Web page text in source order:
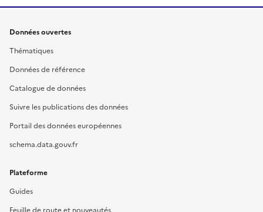
Données ouvertes
Thématiques
Données de référence
Catalogue de données
Suivre les publications des données
Portail des données européennes
schema.data.gouv.fr
Plateforme
Guides